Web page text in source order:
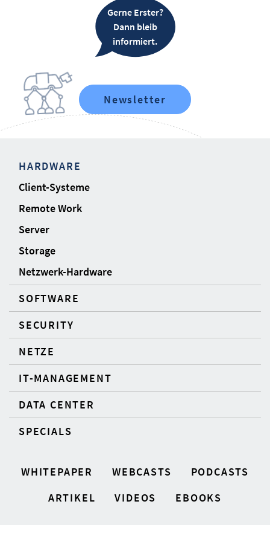
Gerne Erster?
Dann bleib
informiert.
Newsletter
HARDWARE
Client-Systeme
Remote Work
Server
Storage
Netzwerk-Hardware
SOFTWARE
SECURITY
NETZE
IT-MANAGEMENT
DATA CENTER
SPECIALS
WHITEPAPER WEBCASTS
PODCASTS
ARTIKEL
VIDEOS EBOOKS